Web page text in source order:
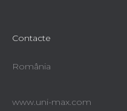
Contacte
România
www.uni-max.com